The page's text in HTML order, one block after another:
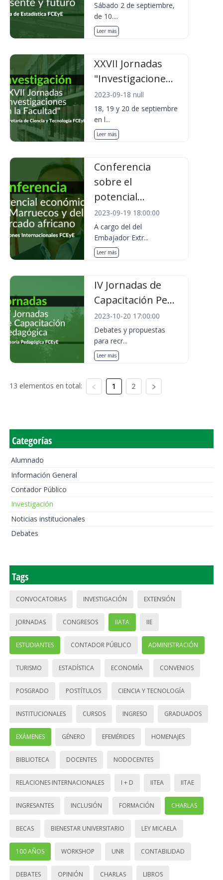
Sábado 2 de septiembre,
de 10....
Leer más
XXVII Jornadas
"Investigacione...
2023-09-18 null
18, 19 y 20 de septiembre
en l...
Leer más
Conferencia
sobre el
potencial...
2023-09-19 18:00:00
A cargo del del
Embajador Extr...
Leer más
IV Jornadas de
Capacitación Pe...
2023-10-20 17:00:00
Debates y propuestas
para recr...
Leer más
13 elementos en total: 1 2
Categorías
Alumnado
Información General
Contador Público
Investigación
Noticias institucionales
Debates
Tags
CONVOCATORIAS INVESTIGACIÓN EXTENSIÓN
JORNADAS CONGRESOS IIATA IIE
ESTUDIANTES CONTADOR PÚBLICO ADMINISTRACIÓN
TURISMO ESTADÍSTICA ECONOMÍA CONVENIOS
POSGRADO POSTÍTULOS CIENCIA Y TECNOLOGÍA
INSTITUCIONALES CURSOS INGRESO GRADUADOS
EXÁMENES GÉNERO EFEMÉRIDES HOMENAJES
BIBLIOTECA DOCENTES NODOCENTES
RELACIONES INTERNACIONALES I + D IITEA IITAE
INGRESANTES INCLUSIÓN FORMACIÓN CHARLAS
BECAS BIENESTAR UNIVERSITARIO LEY MICAELA
100 AÑOS WORKSHOP UNR CONTABILIDAD
DEBATES OPINIÓN CHARLAS LIBROS